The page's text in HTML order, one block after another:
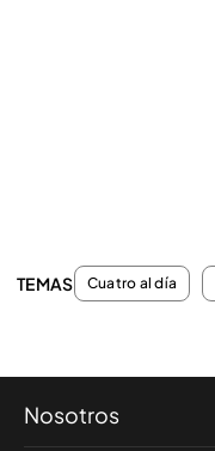
TEMAS Cuatro al día
Nosotros